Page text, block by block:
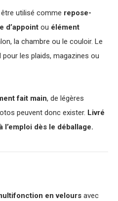
utilisé comme repose-
d’appoint ou élément
la chambre ou le couloir. Le
pour les plaids, magazines ou
fait main, de légères
peuvent donc exister. Livré
dès le déballage.
en velours avec